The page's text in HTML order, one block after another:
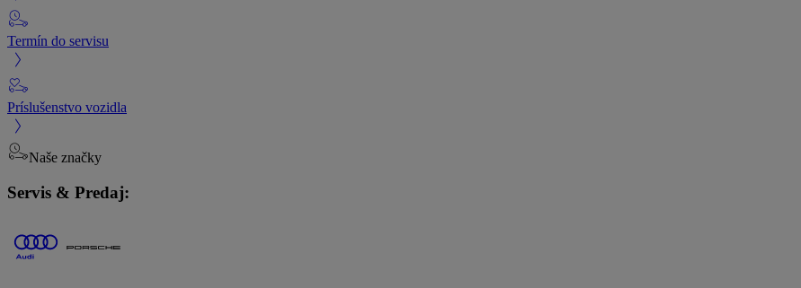
Termín do servisu
Príslušenstvo vozidla
Naše značky
Servis & Predaj: